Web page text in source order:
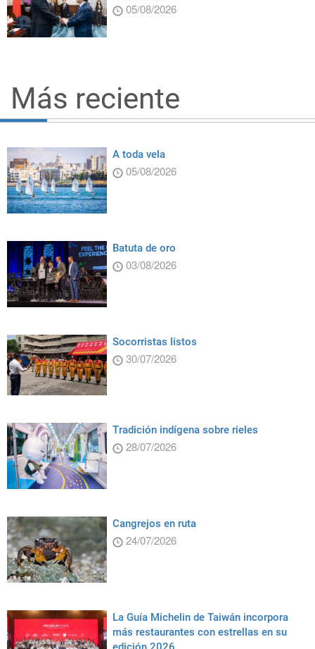
05/08/2026
Más reciente
A toda vela
05/08/2026
Batuta de oro
03/08/2026
Socorristas listos
30/07/2026
Tradición indígena sobre rieles
28/07/2026
Cangrejos en ruta
24/07/2026
La Guía Michelin de Taiwán incorpora
más restaurantes con estrellas en su